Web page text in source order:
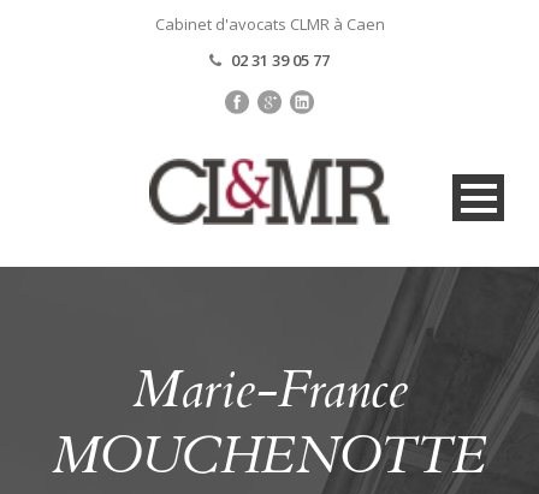
Cabinet d'avocats CLMR à Caen
02 31 39 05 77
Marie-France
MOUCHENOTTE